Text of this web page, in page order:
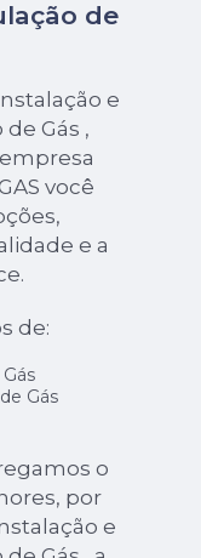
de
e
Gás ,
você
e a
de:
Gás
o
por
e